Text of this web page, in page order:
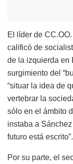
El líder de
calificó de
de la izquierda en
surgimiento del
“situar la idea de
vertebrar la
sólo en el ámbito
instaba a
futuro está escrito”.
Por su parte, el